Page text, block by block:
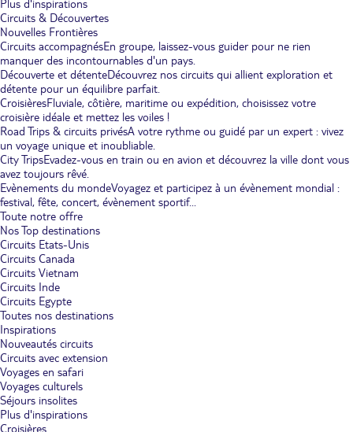
Plus d'inspirations
Circuits & Découvertes
Nouvelles Frontières
Circuits accompagnésEn groupe, laissez-vous guider pour ne rien
manquer des incontournables d'un pays.
Découverte et détenteDécouvrez nos circuits qui allient exploration et
détente pour un équilibre parfait.
CroisièresFluviale, côtière, maritime ou expédition, choisissez votre
croisière idéale et mettez les voiles !
Road Trips & circuits privésA votre rythme ou guidé par un expert : vivez
un voyage unique et inoubliable.
City TripsEvadez-vous en train ou en avion et découvrez la ville dont vous
avez toujours rêvé.
Evènements du mondeVoyagez et participez à un évènement mondial :
festival, fête, concert, évènement sportif...
Toute notre offre
Nos Top destinations
Circuits Etats-Unis
Circuits Canada
Circuits Vietnam
Circuits Inde
Circuits Egypte
Toutes nos destinations
Inspirations
Nouveautés circuits
Circuits avec extension
Voyages en safari
Voyages culturels
Séjours insolites
Plus d'inspirations
Croisières